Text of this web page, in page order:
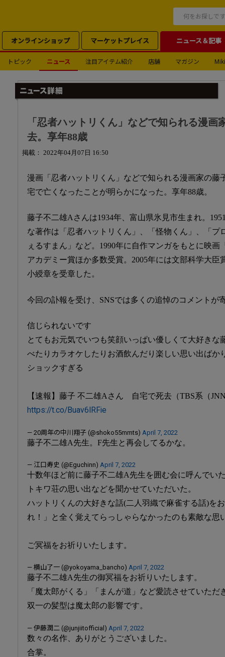
オンラインショップ マーケットプレイス ニュース＆記事
トピック ニュース 注目アイテム紹介 店舗 マガジン
「忍者ハットリくん」などで知られる漫画
去。享年88歳
掲載： 2022年04月07日 16:50
漫画「忍者ハットリくん」などで知られる漫画家の藤
宅で亡くなったことが明らかになった。享年88歳。
藤子不二雄Aさんは1934年、富山県氷見市生まれ。
な著作は「忍者ハットリくん」、「怪物くん」、「プ
ぇるすまん」など。1990年に自作マンガをもとに映
アカデミー賞ほか多数受賞。2005年には文部科学大臣
小綬章を受章した。
今回の訃報を受け、SNSでは多くの追悼のコメントが
信じられないです
とてもお元気でいつも笑顔いっぱい優しくて大好き
べたりカラオケしたりお酒飲んだり楽しい思い出ばか
ショックすぎる
【速報】藤子 不二雄Aさん 自宅で死去（TBS系（
https://t.co/Buav6IRFie
— 20周年の中川翔子 (@shoko55mmts) April 7, 2022
藤子不二雄A先生。F先生と再会してるかな。
— 江口寿史 (@Eguchinn) April 7, 2022
十数年ほど前に藤子不二雄A先生を囲む会に呼んでい
トキワ荘の思い出などを聞かせていただいた。
ハットリくんの大好きな話(二人羽織で麻雀する話)を
れ！」と全く覚えてらっしゃらなかったのも素敵な思
ご冥福をお祈りいたします。
— 横山了一 (@yokoyama_bancho) April 7, 2022
藤子不二雄A先生の御冥福をお祈りいたします。
「魔太郎がくる」「まんが道」など愛読させていただ
双一の髪型は魔太郎の影響です。
— 伊藤潤二 (@junjiitofficial) April 7, 2022
数々の名作、ありがとうございました。
合掌。